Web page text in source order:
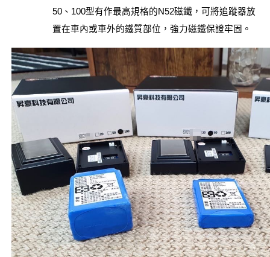
50、100型有作最高規格的N52磁鐵，可將追蹤器放
置在車內或車外的鐵質部位，強力磁鐵保證牢固。